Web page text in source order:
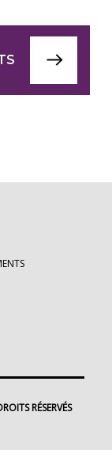
RÉSERVÉS